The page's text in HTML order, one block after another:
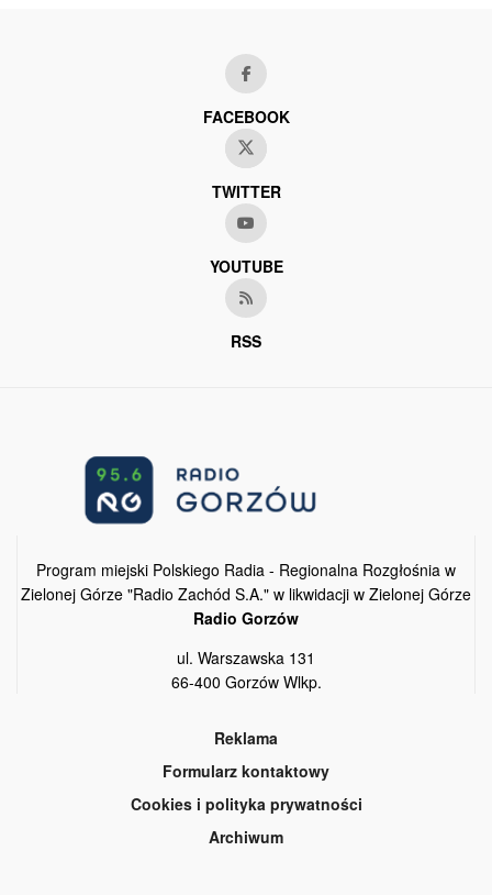
FACEBOOK
TWITTER
YOUTUBE
RSS
Program miejski Polskiego Radia - Regionalna Rozgłośnia w
Zielonej Górze "Radio Zachód S.A." w likwidacji w Zielonej Górze
Radio Gorzów
ul. Warszawska 131
66-400 Gorzów Wlkp.
Reklama
Formularz kontaktowy
Cookies i polityka prywatności
Archiwum